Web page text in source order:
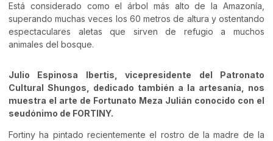
Está considerado como el árbol más alto de la Amazonía,
superando muchas veces los 60 metros de altura y ostentando
espectaculares aletas que sirven de refugio a muchos
animales del bosque.
Julio Espinosa Ibertis, vicepresidente del Patronato
Cultural Shungos, dedicado también a la artesanía, nos
muestra el arte de Fortunato Meza Julián conocido con el
seudónimo de FORTINY.
Fortiny ha pintado recientemente el rostro de la madre de la